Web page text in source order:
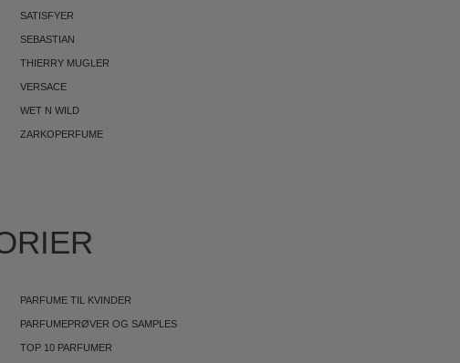
SATISFYER
SEBASTIAN
THIERRY MUGLER
VERSACE
WET N WILD
ZARKOPERFUME
PARFUME TIL KVINDER
PARFUMEPRØVER OG SAMPLES
TOP 10 PARFUMER